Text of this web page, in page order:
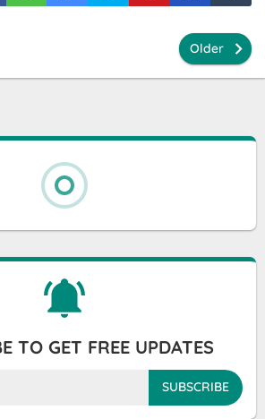
Older
TO GET FREE UPDATES